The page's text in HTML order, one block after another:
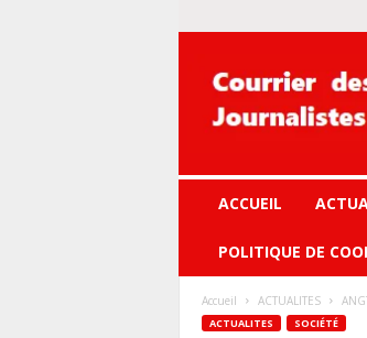
journalistes
ACCUEIL
POLITIQUE DE
Accueil ACTUALITES
ACTUALITES SOCIÉTÉ